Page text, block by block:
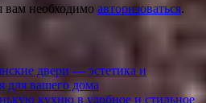
вам необходимо авторизоваться.
двери — эстетика и
для вашего дома
кухню в удобное и стильное